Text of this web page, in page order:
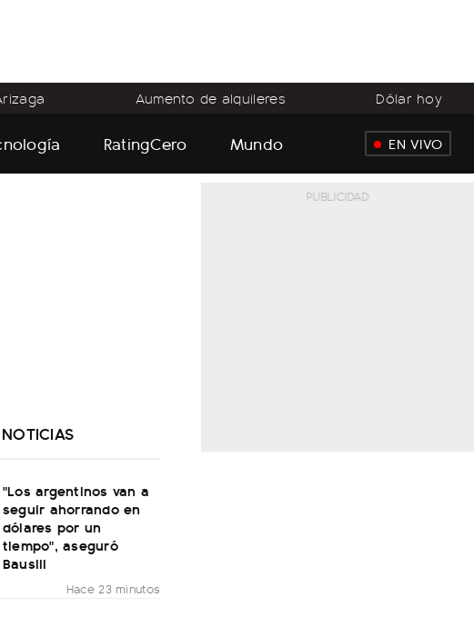
Aumento de alquileres Dólar hoy
RatingCero Mundo EN VIVO
"Los argentinos van a
seguir ahorrando en
dólares por un
tiempo", aseguró
Bausili
Hace 23 minutos